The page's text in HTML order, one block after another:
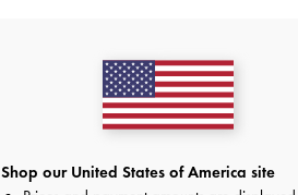
Shop our United States of America site